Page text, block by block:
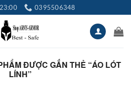
0395506348
ĐƯỢC GẮN THẺ “ÁO LÓT
LÍNH”